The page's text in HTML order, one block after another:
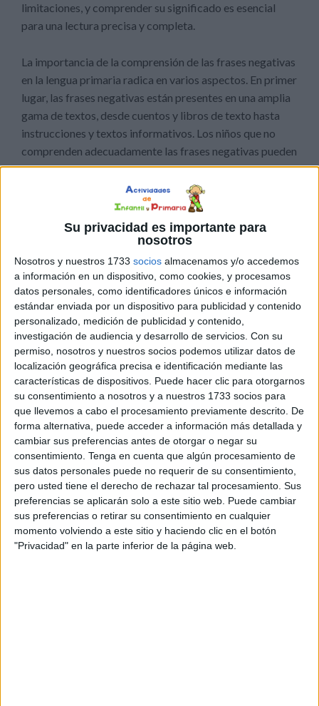
Su privacidad es importante para
nosotros
Nosotros y nuestros 1733 socios almacenamos y/o accedemos
a información en un dispositivo, como cookies, y procesamos
datos personales, como identificadores únicos e información
estándar enviada por un dispositivo para publicidad y contenido
personalizado, medición de publicidad y contenido,
investigación de audiencia y desarrollo de servicios. Con su
permiso, nosotros y nuestros socios podemos utilizar datos de
localización geográfica precisa e identificación mediante las
características de dispositivos. Puede hacer clic para otorgarnos
su consentimiento a nosotros y a nuestros 1733 socios para
que llevemos a cabo el procesamiento previamente descrito. De
forma alternativa, puede acceder a información más detallada y
cambiar sus preferencias antes de otorgar o negar su
consentimiento. Tenga en cuenta que algún procesamiento de
sus datos personales puede no requerir de su consentimiento,
pero usted tiene el derecho de rechazar tal procesamiento. Sus
preferencias se aplicarán solo a este sitio web. Puede cambiar
sus preferencias o retirar su consentimiento en cualquier
momento volviendo a este sitio y haciendo clic en el botón
"Privacidad" en la parte inferior de la página web.
limitaciones, y comprender su significado es esencial
para una lectura precisa y completa.
La importancia de la comprensión de las frases negativas
en la lengua primaria radica en varios aspectos. En primer
lugar, las frases negativas están presentes en una amplia
gama de textos, desde cuentos y libros de texto hasta
instrucciones y textos informativos. Los niños que no
comprenden adecuadamente las frases negativas pueden
perder información crucial y tener dificultades para
seguir el hilo del texto. Esto puede afectar
negativamente su capacidad para aprender nuevos
conceptos y ampliar su conocimiento.
Además, la comprensión de las frases negativas es
esencial para el desarrollo de habilidades de
pensamiento crítico y razonamiento lógico. Al
enfrentarse a una frase negativa, los estudiantes deben
ser capaces de identificar las palabras clave y
comprender cómo afectan el significado general de la
oración. Esto implica analizar la estructura gramatical y
contextual del texto, así como inferir el significado a
partir de pistas y claves en el mismo.
La comprensión de las frases negativas también
contribuye al desarrollo de habilidades de comunicación
efectiva. En la vida cotidiana, las frases negativas se
utilizan con frecuencia para expresar preferencias,
establecer límites y transmitir información negativa o
desfavorable. Los estudiantes que no comprenden
adecuadamente las frases negativas pueden tener